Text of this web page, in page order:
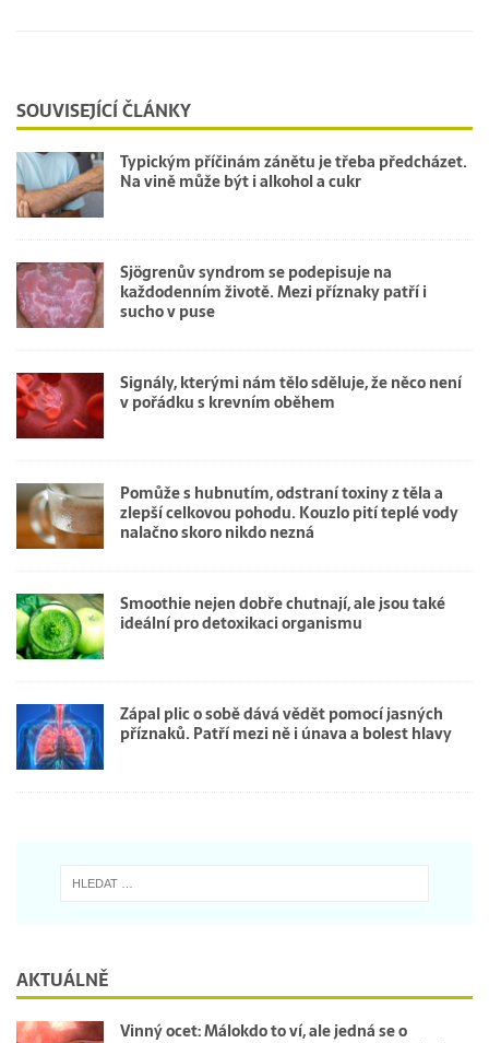
SOUVISEJÍCÍ ČLÁNKY
Typickým příčinám zánětu je třeba předcházet.
Na vině může být i alkohol a cukr
Sjögrenův syndrom se podepisuje na
každodenním životě. Mezi příznaky patří i
sucho v puse
Signály, kterými nám tělo sděluje, že něco není
v pořádku s krevním oběhem
Pomůže s hubnutím, odstraní toxiny z těla a
zlepší celkovou pohodu. Kouzlo pití teplé vody
nalačno skoro nikdo nezná
Smoothie nejen dobře chutnají, ale jsou také
ideální pro detoxikaci organismu
Zápal plic o sobě dává vědět pomocí jasných
příznaků. Patří mezi ně i únava a bolest hlavy
AKTUÁLNĚ
Vinný ocet: Málokdo to ví, ale jedná se o